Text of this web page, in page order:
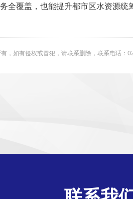
覆盖，也能提升都市区水资源统
，如有侵权或冒犯，请联系删除，联系电话：